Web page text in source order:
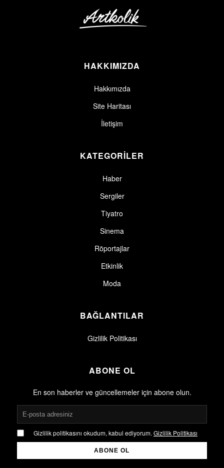
HAKKIMIZDA
Hakkımızda
Site Haritası
İletişim
KATEGORİLER
Haber
Sergiler
Tiyatro
Sinema
Röportajlar
Etkinlik
Moda
BAĞLANTILAR
Gizlilik Politikası
ABONE OL
En son haberler ve güncellemeler için abone olun.
Gizlilik politikasını okudum, kabul ediyorum. Gizlilik Politikası
ABONE OL